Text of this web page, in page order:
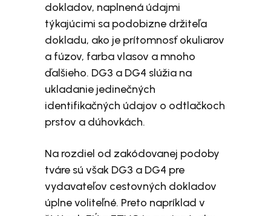
dokladov, naplnená údajmi
týkajúcimi sa podobizne držiteľa
dokladu, ako je prítomnosť okuliarov
a fúzov, farba vlasov a mnoho
ďalšieho. DG3 a DG4 slúžia na
ukladanie jedinečných
identifikačných údajov o odtlačkoch
prstov a dúhovkách.
Na rozdiel od zakódovanej podoby
tváre sú však DG3 a DG4 pre
vydavateľov cestovných dokladov
úplne voliteľné. Preto napríklad v